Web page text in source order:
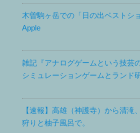
木曽駒ヶ岳での「日の出ベストシ
Apple
雑記『アナログゲームという技芸
シミュレーションゲームとランド
【速報】高雄（神護寺）から清滝
狩りと柚子風呂で。